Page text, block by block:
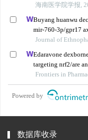
海南医学院学报,
Buyang huanwu
mir-760-3p/gpr17
Journal of
Edaravone
targeting nrf2/are
ischemia/
Frontiers in
Powered by
数据库收录